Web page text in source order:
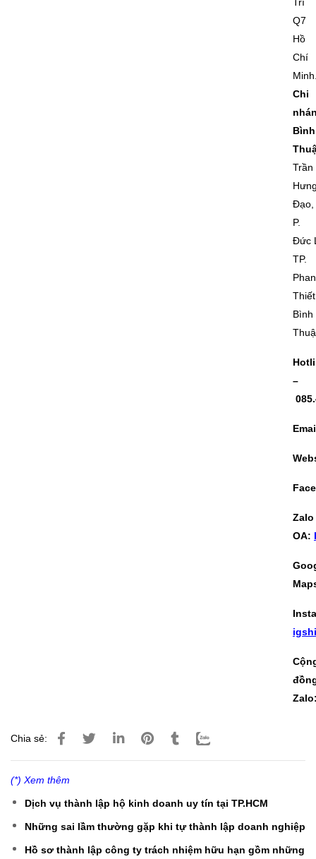
Q7
Hồ
Chí
Chi
Bình
Trần
Đạo,
P.
Đức
TP.
Phan
Bình
–
Zalo
OA:
Chia sẻ:
(*) Xem thêm
Dịch vụ thành lập hộ kinh doanh uy tín tại TP.HCM
Những sai lầm thường gặp khi tự thành lập doanh nghiệp
Hồ sơ thành lập công ty trách nhiệm hữu hạn gồm những